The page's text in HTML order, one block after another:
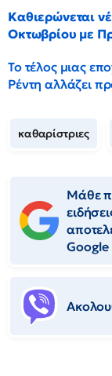
Καθιερώνεται
Οκτωβρίου με
Το τέλος μιας
Ρέντη αλλάζει
καθαρίστριες
Μάθε
Google